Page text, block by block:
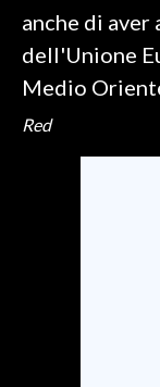
3 MINUTI CON
INSULARITÀ
INFO AZIENDE
anche di
dell'Unione
Medio
Red